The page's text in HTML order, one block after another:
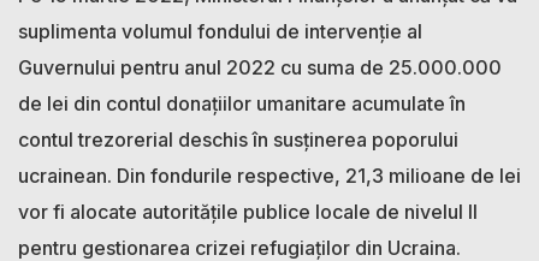
suplimenta volumul fondului de intervenție al
Guvernului pentru anul 2022 cu suma de 25.000.000
de lei din contul donațiilor umanitare acumulate în
contul trezorerial deschis în susținerea poporului
ucrainean. Din fondurile respective, 21,3 milioane de lei
vor fi alocate autoritățile publice locale de nivelul II
pentru gestionarea crizei refugiaților din Ucraina.